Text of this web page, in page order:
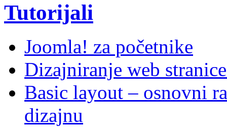
Tutorijali
Joomla! za početnike
Dizajniranje web
Basic layout – osnovni
dizajnu